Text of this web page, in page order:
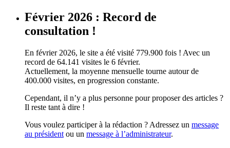
Février 2026 : Record de
consultation !
En février 2026, le site a été visité 779.900 fois ! Avec un
record de 64.141 visites le 6 février.
Actuellement, la moyenne mensuelle tourne autour de
400.000 visites, en progression constante.
Cependant, il n’y a plus personne pour proposer des articles ?
Il reste tant à dire !
Vous voulez participer à la rédaction ? Adressez un message
au président ou un message à l’administrateur.